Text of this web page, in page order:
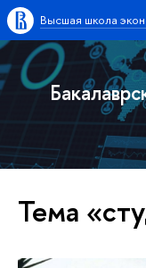
Высшая школа
Тема